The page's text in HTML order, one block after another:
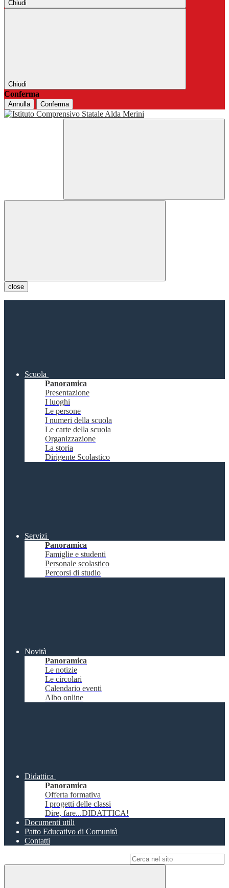
Chiudi
Chiudi
Conferma
Annulla Conferma
close
Scuola
Panoramica
Presentazione
I luoghi
Le persone
I numeri della scuola
Le carte della scuola
Organizzazione
La storia
Dirigente Scolastico
Servizi
Panoramica
Famiglie e studenti
Personale scolastico
Percorsi di studio
Novità
Panoramica
Le notizie
Le circolari
Calendario eventi
Albo online
Didattica
Panoramica
Offerta formativa
I progetti delle classi
Dire, fare...DIDATTICA!
Documenti utili
Patto Educativo di Comunità
Contatti